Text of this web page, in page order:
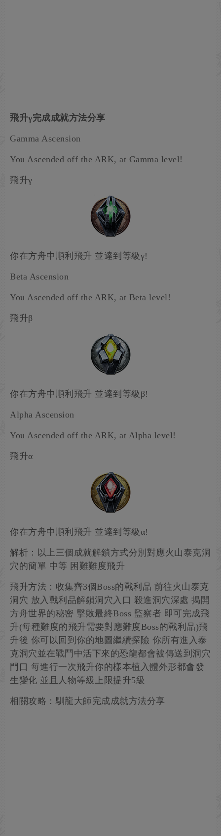
飛升γ完成成就方法分享
Gamma Ascension
You Ascended off the ARK, at Gamma level!
飛升γ
你在方舟中順利飛升 並達到等級γ!
Beta Ascension
You Ascended off the ARK, at Beta level!
飛升β
你在方舟中順利飛升 並達到等級β!
Alpha Ascension
You Ascended off the ARK, at Alpha level!
飛升α
你在方舟中順利飛升 並達到等級α!
解析：以上三個成就解鎖方式分別對應火山泰克洞
穴的簡單 中等 困難難度飛升
飛升方法：收集齊3個Boss的戰利品 前往火山泰克
洞穴 放入戰利品解鎖洞穴入口 殺進洞穴深處 揭開
方舟世界的秘密 擊敗最終Boss 監察者 即可完成飛
升(每種難度的飛升需要對應難度Boss的戰利品)飛
升後 你可以回到你的地圖繼續探險 你所有進入泰
克洞穴並在戰鬥中活下來的恐龍都會被傳送到洞穴
門口 每進行一次飛升你的樣本植入體外形都會發
生變化 並且人物等級上限提升5級
相關攻略：馴龍大師完成成就方法分享